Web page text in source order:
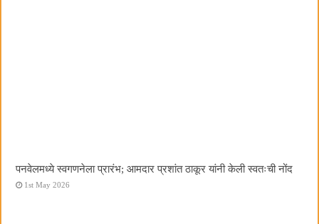
पनवेलमध्ये स्वगणनेला प्रारंभ; आमदार प्रशांत ठाकूर यांनी केली स्वतःची नोंद
1st May 2026